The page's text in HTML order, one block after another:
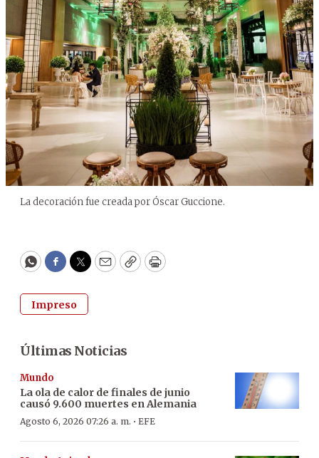
La decoración fue creada por Óscar Guccione.
WhatsApp
Facebook
Twitter
EmailCopyPrint
Impreso
Últimas Noticias
Mundo
La ola de calor de finales de junio
causó 9.600 muertes en Alemania
Agosto 6, 2026 07:26 a. m. · EFE